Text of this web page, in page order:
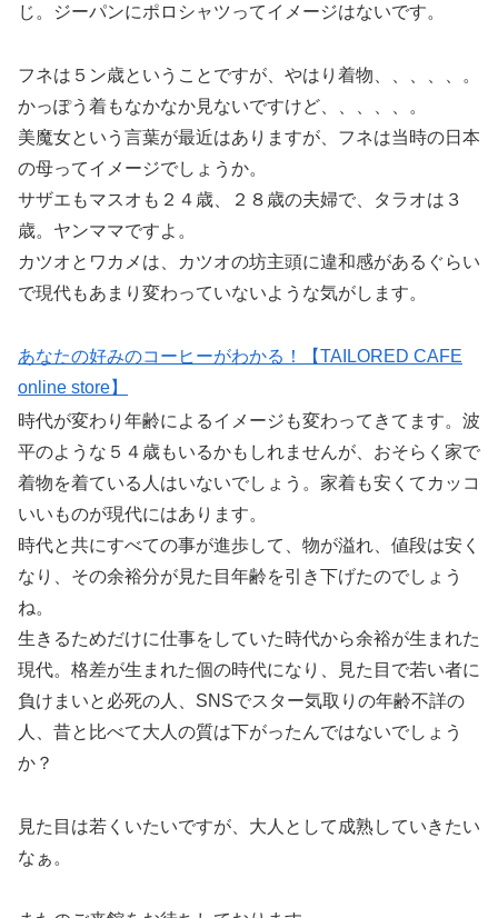
じ。ジーパンにポロシャツってイメージはないです。
フネは５ン歳ということですが、やはり着物、、、、、。
かっぽう着もなかなか見ないですけど、、、、、。
美魔女という言葉が最近はありますが、フネは当時の日本
の母ってイメージでしょうか。
サザエもマスオも２４歳、２８歳の夫婦で、タラオは３
歳。ヤンママですよ。
カツオとワカメは、カツオの坊主頭に違和感があるぐらい
で現代もあまり変わっていないような気がします。
あなたの好みのコーヒーがわかる！【TAILORED CAFE
online store】
時代が変わり年齢によるイメージも変わってきてます。波
平のような５４歳もいるかもしれませんが、おそらく家で
着物を着ている人はいないでしょう。家着も安くてカッコ
いいものが現代にはあります。
時代と共にすべての事が進歩して、物が溢れ、値段は安く
なり、その余裕分が見た目年齢を引き下げたのでしょう
ね。
生きるためだけに仕事をしていた時代から余裕が生まれた
現代。格差が生まれた個の時代になり、見た目で若い者に
負けまいと必死の人、SNSでスター気取りの年齢不詳の
人、昔と比べて大人の質は下がったんではないでしょう
か？
見た目は若くいたいですが、大人として成熟していきたい
なぁ。